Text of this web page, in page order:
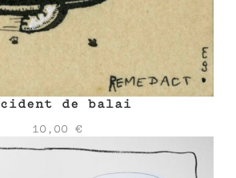
de balai
10,00 €